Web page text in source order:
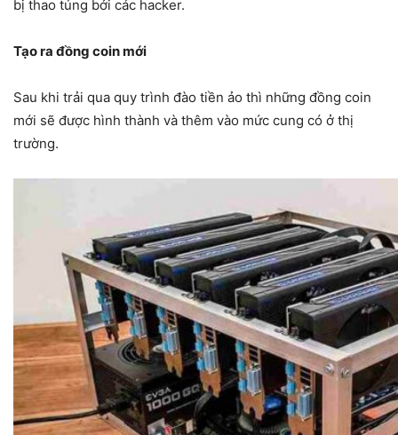
bị thao túng bởi các hacker.
Tạo ra đồng coin mới
Sau khi trải qua quy trình đào tiền ảo thì những đồng coin
mới sẽ được hình thành và thêm vào mức cung có ở thị
trường.